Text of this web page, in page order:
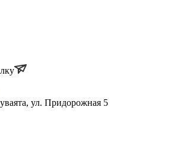
ул. Придорожная 5